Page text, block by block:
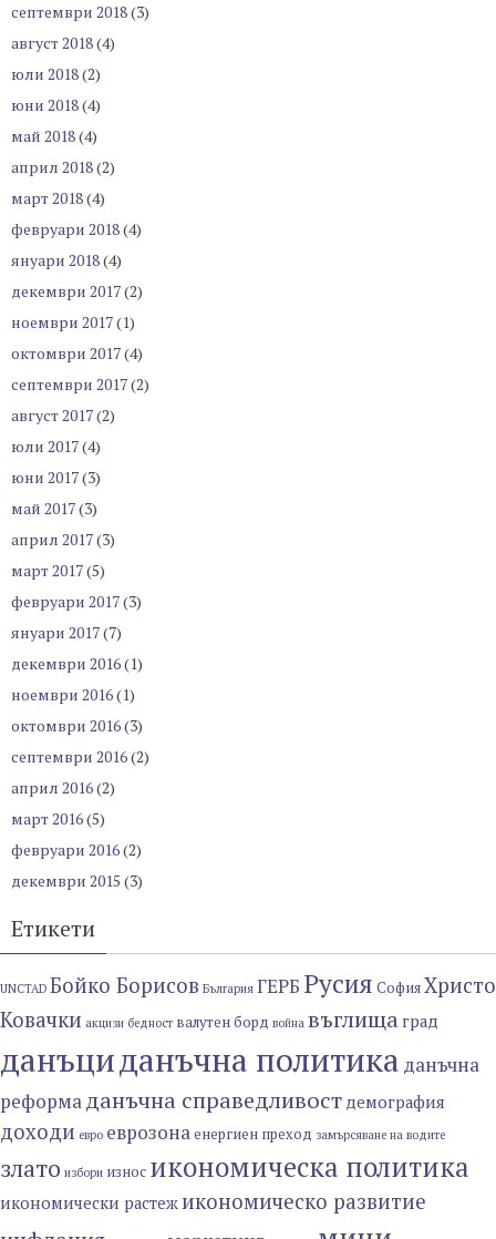
септември 2018(3)
август 2018(4)
юли 2018(2)
юни 2018(4)
май 2018(4)
април 2018(2)
март 2018(4)
февруари 2018(4)
януари 2018(4)
декември 2017(2)
ноември 2017(1)
октомври 2017(4)
септември 2017(2)
август 2017(2)
юли 2017(4)
юни 2017(3)
май 2017(3)
април 2017(3)
март 2017(5)
февруари 2017(3)
януари 2017(7)
декември 2016(1)
ноември 2016(1)
октомври 2016(3)
септември 2016(2)
април 2016(2)
март 2016(5)
февруари 2016(2)
декември 2015 (3)
Етикети
UNCTAD Бойко Борисов България ГЕРБ Русия СофияХристо
Ковачки акцизи бедност валутен борд война въглищаград
данъциданъчна политика данъчна
реформаданъчна справедливост демография
доходи евро еврозонаенергиен преход замърсяване на водите
злато избори износ икономическа политика
икономически растежикономическо развитие